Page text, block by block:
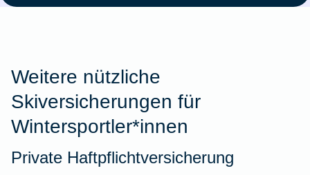
Weitere nützliche
Skiversicherungen für
Wintersportler*innen
Private Haftpflichtversicherung